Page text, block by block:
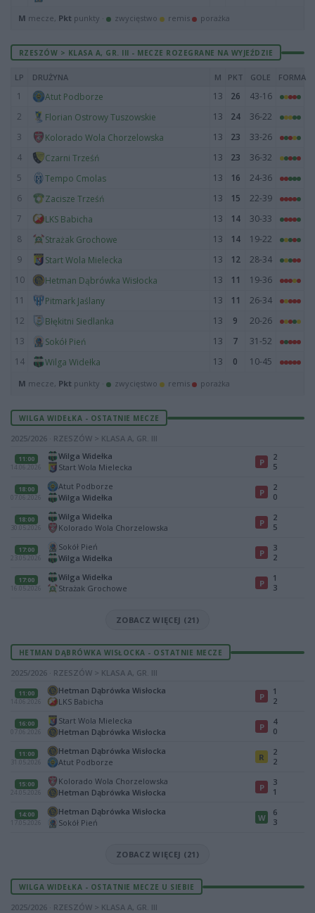
M mecze, Pkt punkty · zwycięstwo remis porażka
RZESZÓW > KLASA A, GR. III - MECZE ROZEGRANE NA WYJEŹDZIE
LP DRUŻYNA M PKT GOLE FORMA
1 Atut Podborze 13 26
43-16
2
Florian Ostrowy Tuszowskie 13 24
36-22
3
Kolorado Wola Chorzelowska 13 23
33-26
4
Czarni Trześń 13 23
36-32
5
Tempo Cmolas 13 16
24-36
6
Zacisze Trześń 13 15
22-39
7
LKS Babicha 13 14
30-33
8
Strażak Grochowe 13 14
19-22
9
Start Wola Mielecka 13 12
28-34
10
Hetman Dąbrówka Wisłocka 13 11
19-36
11
Pitmark Jaślany 13 11
26-34
12
Błękitni Siedlanka 13 9
20-26
13
Sokół Pień 13 7
31-52
14
Wilga Widełka 13 0 10-45
M mecze, Pkt punkty · zwycięstwo remis porażka
WILGA WIDEŁKA - OSTATNIE MECZE
2025/2026 · RZESZÓW > KLASA A, GR. III
11:00
14.06.2026
Wilga Widełka
Start Wola Mielecka
P
2
5
18:00
07.06.2026
Atut Podborze
Wilga Widełka
P
2
0
18:00
30.05.2026
Wilga Widełka
Kolorado Wola Chorzelowska
P
2
5
17:00
23.05.2026
Sokół Pień
Wilga Widełka
P
3
2
17:00
16.05.2026
Wilga Widełka
Strażak Grochowe
P
1
3
ZOBACZ WIĘCEJ (21)
HETMAN DĄBRÓWKA WISŁOCKA - OSTATNIE MECZE
2025/2026 · RZESZÓW > KLASA A, GR. III
11:00
14.06.2026
Hetman Dąbrówka Wisłocka
LKS Babicha
P
1
2
16:00
07.06.2026
Start Wola Mielecka
Hetman Dąbrówka Wisłocka
P
4
0
11:00
31.05.2026
Hetman Dąbrówka Wisłocka
Atut Podborze
R
2
2
15:00
24.05.2026
Kolorado Wola Chorzelowska
Hetman Dąbrówka Wisłocka
P
3
1
14:00
17.05.2026
Hetman Dąbrówka Wisłocka
Sokół Pień
W
6
3
ZOBACZ WIĘCEJ (21)
WILGA WIDEŁKA - OSTATNIE MECZE U SIEBIE
2025/2026 · RZESZÓW > KLASA A, GR. III